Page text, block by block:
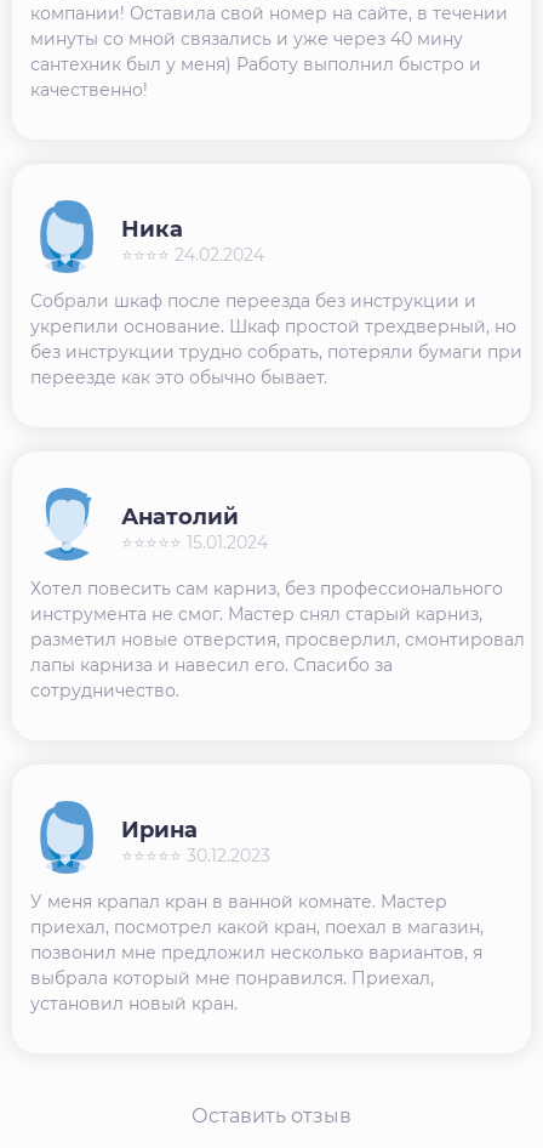
компании! Оставила свой номер на сайте, в течении
минуты со мной связались и уже через 40 мину
сантехник был у меня) Работу выполнил быстро и
качественно!
Собрали шкаф после переезда без инструкции и
укрепили основание. Шкаф простой трехдверный, но
без инструкции трудно собрать, потеряли бумаги при
переезде как это обычно бывает.
Ника
⭐⭐⭐⭐ 24.02.2024
Хотел повесить сам карниз, без профессионального
инструмента не смог. Мастер снял старый карниз,
разметил новые отверстия, просверлил, смонтировал
лапы карниза и навесил его. Спасибо за
сотрудничество.
Анатолий
⭐⭐⭐⭐⭐ 15.01.2024
У меня крапал кран в ванной комнате. Мастер
приехал, посмотрел какой кран, поехал в магазин,
позвонил мне предложил несколько вариантов, я
выбрала который мне понравился. Приехал,
установил новый кран.
Ирина
⭐⭐⭐⭐⭐ 30.12.2023
Оставить отзыв